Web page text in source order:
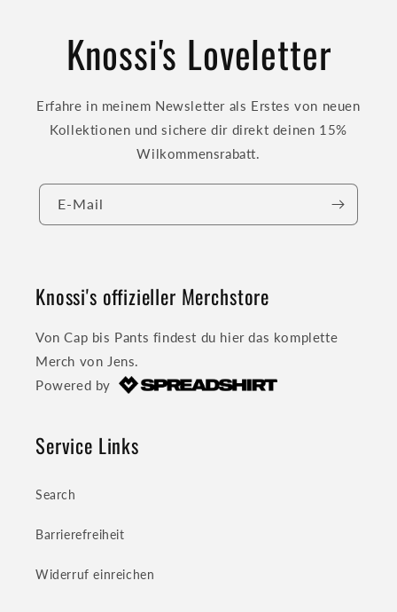
Knossi's Loveletter
Erfahre in meinem Newsletter als Erstes von neuen
Kollektionen und sichere dir direkt deinen 15%
Wilkommensrabatt.
E-Mail
Knossi's offizieller Merchstore
Von Cap bis Pants findest du hier das komplette
Merch von Jens.
Powered by
Service Links
Search
Barrierefreiheit
Widerruf einreichen